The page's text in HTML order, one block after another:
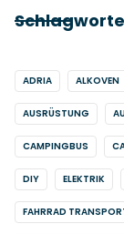
Schlagworte
ADRIA ALKOVEN
AUSRÜSTUNG
CAMPINGBUS
DIY ELEKTRIK
FAHRRAD